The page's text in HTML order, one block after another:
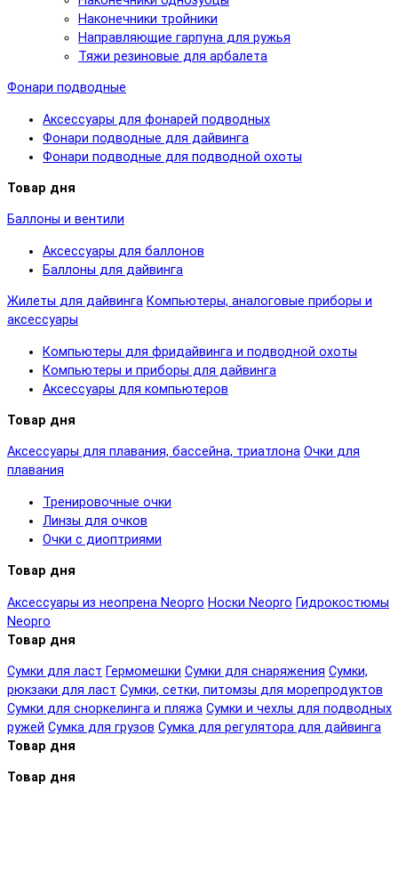
Наконечники тройники
Направляющие гарпуна для ружья
Тяжи резиновые для арбалета
Фонари подводные
Аксессуары для фонарей подводных
Фонари подводные для дайвинга
Фонари подводные для подводной охоты
Товар дня
Баллоны и вентили
Аксессуары для баллонов
Баллоны для дайвинга
Жилеты для дайвинга Компьютеры, аналоговые приборы и
аксессуары
Компьютеры для фридайвинга и подводной охоты
Компьютеры и приборы для дайвинга
Аксессуары для компьютеров
Товар дня
Аксессуары для плавания, бассейна, триатлона Очки для
плавания
Тренировочные очки
Линзы для очков
Очки с диоптриями
Товар дня
Аксессуары из неопрена Neopro Носки Neopro Гидрокостюмы
Neopro
Товар дня
Сумки для ласт Гермомешки Сумки для снаряжения Сумки,
рюкзаки для ласт Сумки, сетки, питомзы для морепродуктов
Сумки для сноркелинга и пляжа Сумки и чехлы для подводных
ружей Сумка для грузов Сумка для регулятора для дайвинга
Товар дня
Товар дня